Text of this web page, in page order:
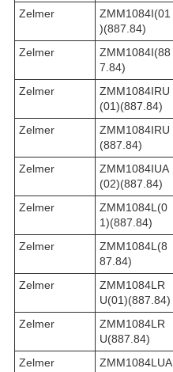
Zelmer
ZMM1084I(01
)(887.84)
Zelmer
ZMM1084I(88
7.84)
Zelmer
ZMM1084IRU
(01)(887.84)
Zelmer
ZMM1084IRU
(887.84)
Zelmer
ZMM1084IUA
(02)(887.84)
Zelmer
ZMM1084L(0
1)(887.84)
Zelmer
ZMM1084L(8
87.84)
Zelmer
ZMM1084LR
U(01)(887.84)
Zelmer
ZMM1084LR
U(887.84)
Zelmer
ZMM1084LUA